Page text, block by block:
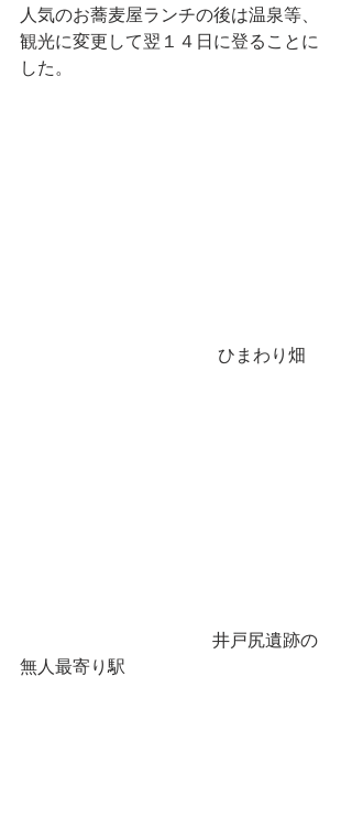
人気のお蕎麦屋ランチの後は温泉等、
観光に変更して翌１４日に登ることに
した。
                                    ひまわり畑
無人最寄り駅